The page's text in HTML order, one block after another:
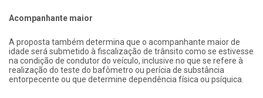
Acompanhante maior
A proposta também determina que o acompanhante maior de
idade será submetido à fiscalização de trânsito como se estivesse
na condição de condutor do veículo, inclusive no que se refere à
realização do teste do bafômetro ou perícia de substância
entorpecente ou que determine dependência física ou psíquica.